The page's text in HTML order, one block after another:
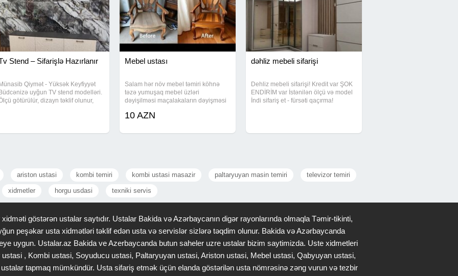
Stend – Sifarişlə Hazırlanır
Qiymət - Yüksək Keyfiyyət
uyğun TV stend modelləri.
götürülür, dizayn təklif olunur,
Mebel ustası
Salam hər növ mebel təmiri köhnə
təzə yumuşaq mebel üzləri
dəyişilməsi maçalakaların dəyişməsi
buyurun əlaqə saxlaya bilərsiz
10 AZN
dəhliz mebeli sifarişi
Dehliz mebeli sifarişi! Kredit var ŞOK
ENDİRİM var İstənilən ölçü və model
İndi sifariş et - fürsəti qaçırma!
ariston ustasi kombi temiri kombi ustasi masazir paltaryuyan masin temiri televizor temiri
xidmetler horgu usdasi texniki servis
göstərən ustalar saytıdır. Ustalar Bakida və Azərbaycanın digər rayonlarında olmaqla Təmir-tikinti,
peşəkar usta xidmətləri təklif edən usta və servislər sizlərə təqdim olunur. Bakida və Azərbaycanda
uygun. Ustalar.az Bakida ve Azerbaycanda butun saheler uzre ustalar bizim saytimizda. Uste xidmetleri
, Kombi ustasi, Soyuducu ustasi, Paltaryuyan ustasi, Ariston ustasi, Mebel ustasi, Qabyuyan ustasi,
tapmaq mümkündür. Usta sifariş etmək üçün elanda göstərilən usta nömrəsinə zəng vurun və tezbir